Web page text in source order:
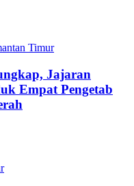
Timur
Jajaran
Empat Pengetab